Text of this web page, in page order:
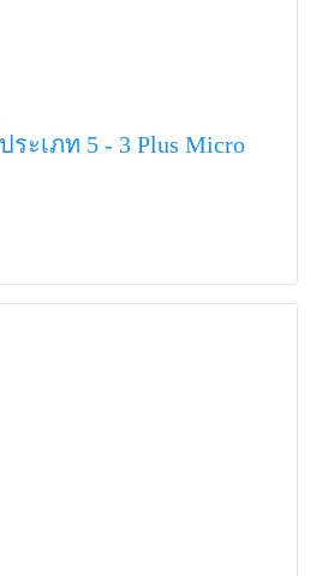
ะเภท 5 - 3 Plus Micro